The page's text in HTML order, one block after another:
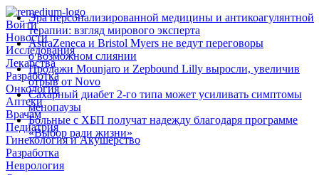
Войти
Новости
Исследования
Лекарства
Разработка
Онкология
Аптеки
Врачам
Педиатрия
Гинекология и Акушерство
Разработка
Неврология
Эра персонализированной медицины и антикоагулянтной
терапии: взгляд мирового эксперта
AstraZeneca и Bristol Myers не ведут переговоры
о возможном слиянии
Продажи Mounjaro и Zepbound Lilly выросли, увеличив
отрыв от Novo
Сахарный диабет 2‑го типа может усиливать симптомы
менопаузы
Больные с ХБП получат надежду благодаря программе
«Выбор ради жизни»